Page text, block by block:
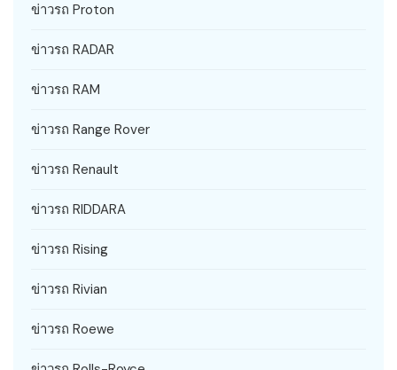
ข่าวรถ Proton
ข่าวรถ RADAR
ข่าวรถ RAM
ข่าวรถ Range Rover
ข่าวรถ Renault
ข่าวรถ RIDDARA
ข่าวรถ Rising
ข่าวรถ Rivian
ข่าวรถ Roewe